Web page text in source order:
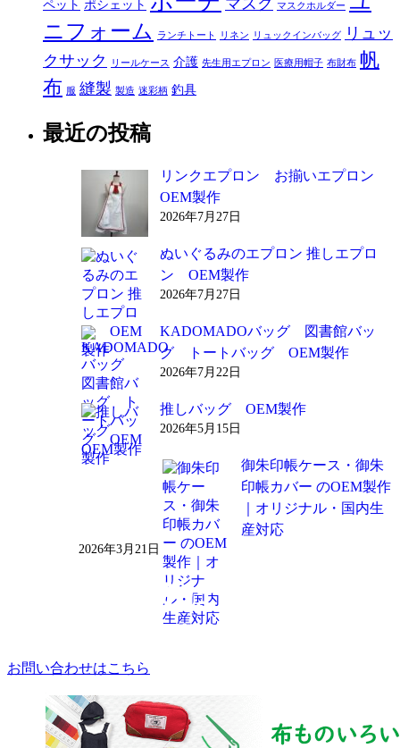
ペット ポシェット マスクホルダー
ニフォーム
ランチトート リネン リュックインバッグ
リュッ
クサック
リールケース 介護 先生用エプロン 医療用帽子 布財布 帆
布 服 縫製 製造 迷彩柄 釣具
最近の投稿
リンクエプロン お揃いエプロン
OEM製作
2026年7月27日
ぬいぐるみのエプロン 推しエプロ
ン OEM製作
2026年7月27日
KADOMADOバッグ 図書館バッ
グ トートバッグ OEM製作
2026年7月22日
推しバッグ OEM製作
2026年5月15日
御朱印帳ケース・御朱
印帳カバー のOEM製作
｜オリジナル・国内生
産対応
2026年3月21日
お問い合わせはこちら